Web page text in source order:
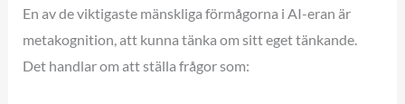
En av de viktigaste mänskliga förmågorna i AI-eran är
metakognition, att kunna tänka om sitt eget tänkande.
Det handlar om att ställa frågor som: